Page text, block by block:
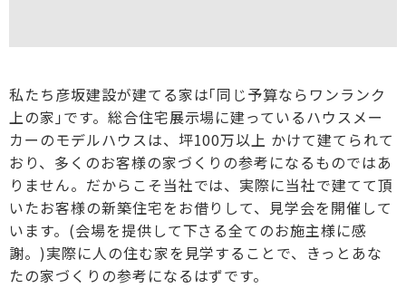
私たち彦坂建設が建てる家は｢同じ予算ならワンランク
上の家｣です。総合住宅展示場に建っているハウスメー
カーのモデルハウスは、坪100万以上 かけて建てられて
おり、多くのお客様の家づくりの参考になるものではあ
りません。だからこそ当社では、実際に当社で建てて頂
いたお客様の新築住宅をお借りして、見学会を開催して
います。(会場を提供して下さる全てのお施主様に感
謝。)実際に人の住む家を見学することで、きっとあな
たの家づくりの参考になるはずです。